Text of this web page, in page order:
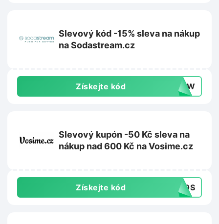
Slevový kód -15% sleva na nákup
na Sodastream.cz
Získejte kód 0DYW
Slevový kupón -50 Kč sleva na
nákup nad 600 Kč na Vosime.cz
Získejte kód 50S